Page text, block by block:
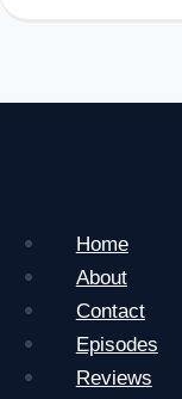
Home
About
Contact
Episodes
Reviews